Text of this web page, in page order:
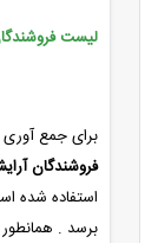
لیست
برای جمع آوری
فروشندگان
استفاده شده
برسد .